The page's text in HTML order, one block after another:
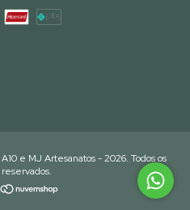
e MJ Artesanatos - 2026. Todos os